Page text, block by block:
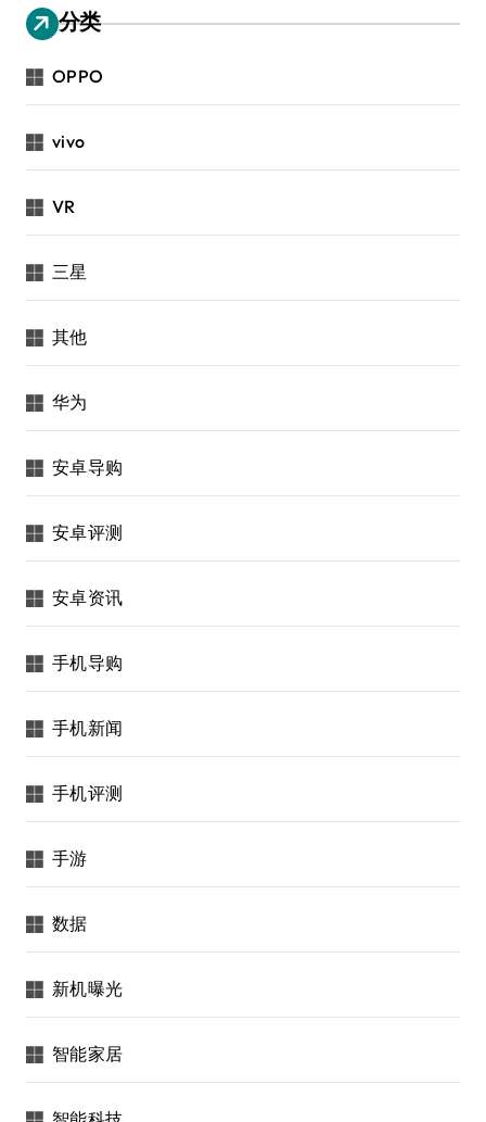
分类
OPPO
vivo
VR
三星
其他
华为
安卓导购
安卓评测
安卓资讯
手机导购
手机新闻
手机评测
手游
数据
新机曝光
智能家居